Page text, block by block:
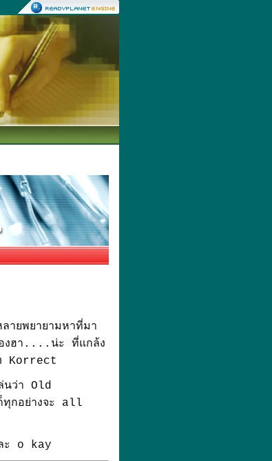
ายพยายามหาที่มา
องฮา....น่ะ ที่แกล้ง
Korrect
นว่า Old
ทุกอย่างจะ all
ละ o kay